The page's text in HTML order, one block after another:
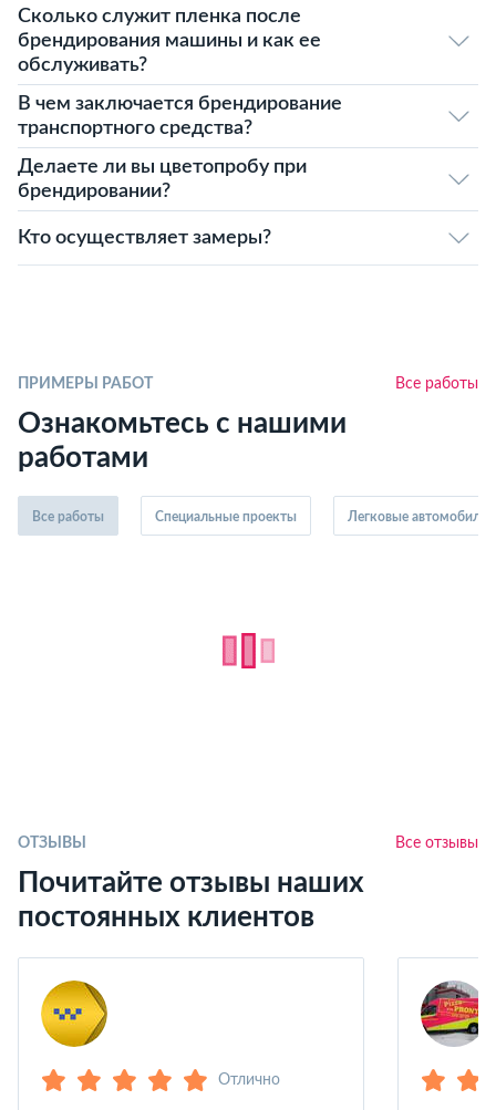
Сколько служит пленка после
брендирования машины и как ее
обслуживать?
В чем заключается брендирование
транспортного средства?
Делаете ли вы цветопробу при
брендировании?
Кто осуществляет замеры?
ПРИМЕРЫ РАБОТ Все работы
Ознакомьтесь с нашими
работами
Все работы Специальные проекты Легковые автомобили
ОТЗЫВЫ Все отзывы
Почитайте отзывы наших
постоянных клиентов
Отлично